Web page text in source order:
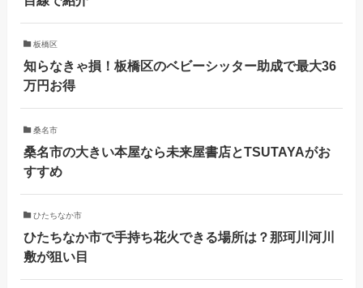
板橋区
知らなきゃ損！板橋区のベビーシッター助成で最大36
万円お得
桑名市
桑名市の大きい本屋なら未来屋書店とTSUTAYAがお
すすめ
ひたちなか市
ひたちなか市で手持ち花火できる場所は？那珂川河川
敷が狙い目